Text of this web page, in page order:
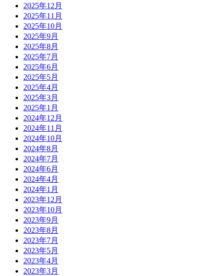
2025年12月
2025年11月
2025年10月
2025年9月
2025年8月
2025年7月
2025年6月
2025年5月
2025年4月
2025年3月
2025年1月
2024年12月
2024年11月
2024年10月
2024年8月
2024年7月
2024年6月
2024年4月
2024年1月
2023年12月
2023年10月
2023年9月
2023年8月
2023年7月
2023年5月
2023年4月
2023年3月